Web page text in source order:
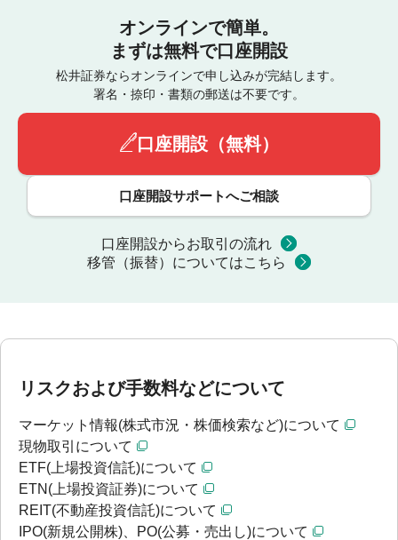
オンラインで簡単。
まずは無料で口座開設
松井証券ならオンラインで申し込みが完結します。
署名・捺印・書類の郵送は不要です。
口座開設（無料）
口座開設サポートへご相談
口座開設からお取引の流れ
移管（振替）についてはこちら
リスクおよび手数料などについて
マーケット情報(株式市況・株価検索など)について
現物取引について
ETF(上場投資信託)について
ETN(上場投資証券)について
REIT(不動産投資信託)について
IPO(新規公開株)、PO(公募・売出し)について